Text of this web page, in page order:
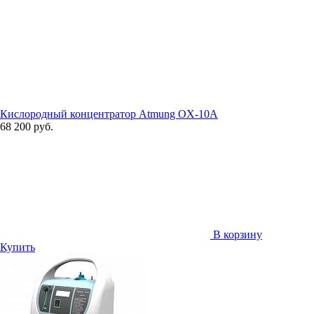
Кислородный концентратор Atmung OX-10A
68 200 руб.
В корзину
Купить